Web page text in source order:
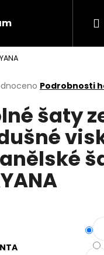
Obchodní
Podrobnosti
šaty